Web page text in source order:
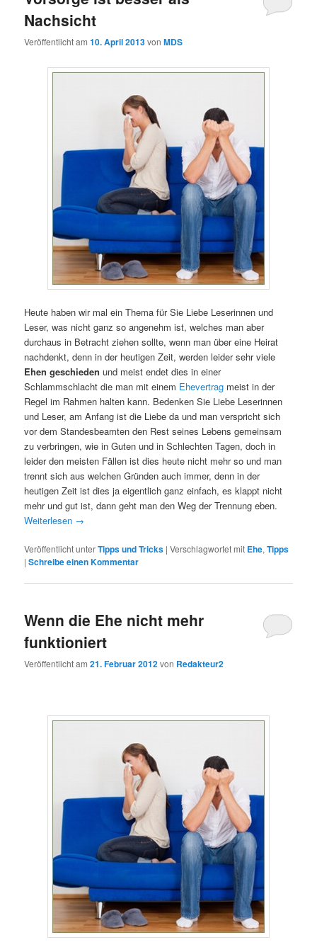
Nachsicht
Veröffentlicht am10. April 2013vonMDS
Heute haben wir mal ein Thema für Sie Liebe Leserinnen und
Leser, was nicht ganz so angenehm ist, welches man aber
durchaus in Betracht ziehen sollte, wenn man über eine Heirat
nachdenkt, denn in der heutigen Zeit, werden leider sehr viele
Ehen geschieden und meist endet dies in einer
Schlammschlacht die man mit einem Ehevertrag meist in der
Regel im Rahmen halten kann. Bedenken Sie Liebe Leserinnen
und Leser, am Anfang ist die Liebe da und man verspricht sich
vor dem Standesbeamten den Rest seines Lebens gemeinsam
zu verbringen, wie in Guten und in Schlechten Tagen, doch in
leider den meisten Fällen ist dies heute nicht mehr so und man
trennt sich aus welchen Gründen auch immer, denn in der
heutigen Zeit ist dies ja eigentlich ganz einfach, es klappt nicht
mehr und gut ist, dann geht man den Weg der Trennung eben.
Weiterlesen →
Veröffentlicht unterTipps und Tricks |Verschlagwortet mit Ehe,Tipps
|Schreibe einen Kommentar
Wenn die Ehe nicht mehr
funktioniert
Veröffentlicht am21. Februar 2012von Redakteur2